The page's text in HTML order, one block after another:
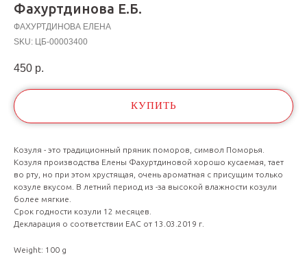
Фахуртдинова Е.Б.
ФАХУРТДИНОВА ЕЛЕНА
SKU: ЦБ-00003400
450 р.
КУПИТЬ
Козуля - это традиционный пряник поморов, символ Поморья.
Козуля производства Елены Фахуртдиновой хорошо кусаемая, тает
во рту, но при этом хрустящая, очень ароматная с присущим только
козуле вкусом. В летний период из -за высокой влажности козули
более мягкие.
Срок годности козули 12 месяцев.
Декларация о соответствии ЕАС от 13.03.2019 г.
Weight: 100 g